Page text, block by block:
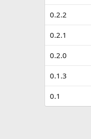
0.2.2
0.2.1
0.2.0
0.1.3
0.1